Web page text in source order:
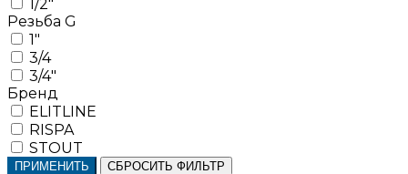
1/2"
Резьба G
1"
3/4
3/4"
Бренд
ELITLINE
RISPA
STOUT
ПРИМЕНИТЬ СБРОСИТЬ ФИЛЬТР